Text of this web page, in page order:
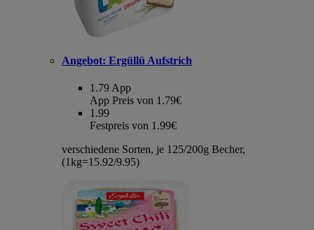
Angebot: Ergüllü Aufstrich
1.79 App
App Preis von 1.79€
1.99
Festpreis von 1.99€
verschiedene Sorten, je 125/200g Becher,
(1kg=15.92/9.95)